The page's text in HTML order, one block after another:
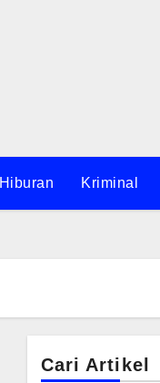
Hiburan Kriminal
Cari Artikel